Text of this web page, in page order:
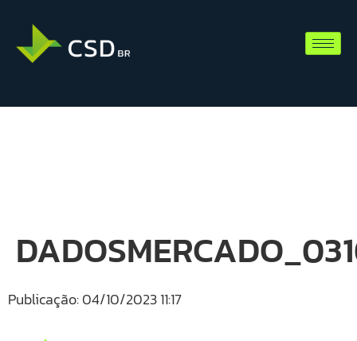
Publicação: 04/10/2023 11:17